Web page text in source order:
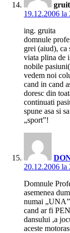
19.12.2006 la
ing. gruita
domnule
grei (aiud), ca
viata plina de
nobile
vedem noi
cand in cand
doresc din
continuati
spune asa si
„sport”!
20.12.2006 la
Domnule
asemenea
numai
cand ar fi
dansului ,a
aceste